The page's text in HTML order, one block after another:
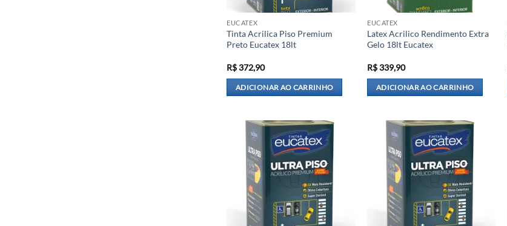
EUCATEX
Tinta Acrilica Piso Premium
Preto Eucatex 18lt
R$372,90
ADICIONAR AO CARRINHO
EUCATEX
Latex Acrilico Rendimento Extra
Gelo 18lt Eucatex
R$339,90
ADICIONAR AO CARRINHO